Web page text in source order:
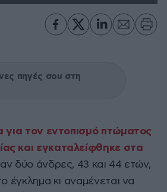
πηγές σου στη
τον εντοπισμό πτώματος
και εγκαταλείφθηκε στα
δύο άνδρες, 43 και 44 ετών,
έγκλημα κι αναμένεται να